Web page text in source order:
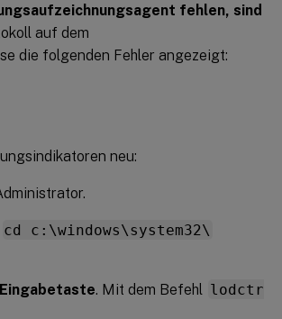
fehlen, sind
auf dem
die folgenden Fehler angezeigt:
neu:
cd c:\windows\system32\
Eingabetaste. Mit dem Befehl lodctr